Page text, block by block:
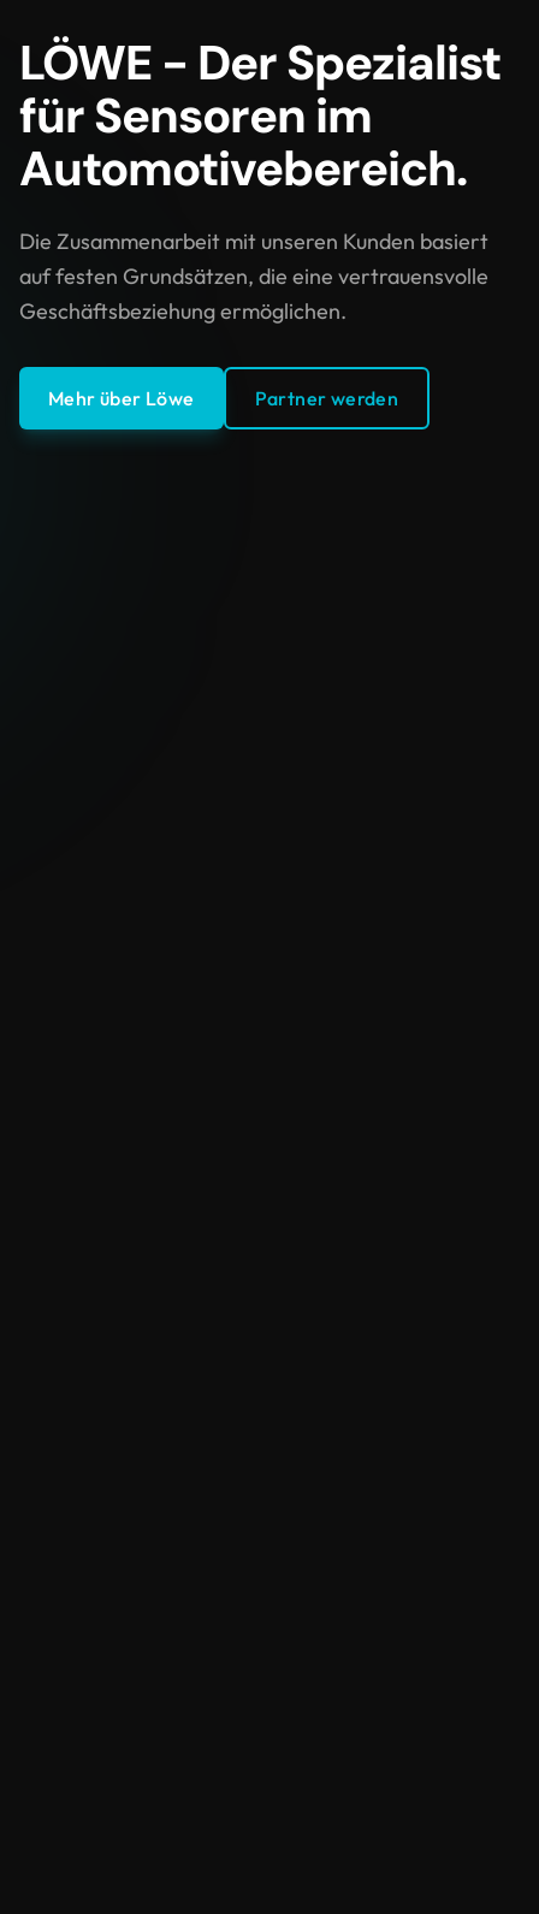
LÖWE - Der Spezialist
für Sensoren im
Automotivebereich.
Die Zusammenarbeit mit unseren Kunden basiert
auf festen Grundsätzen, die eine vertrauensvolle
Geschäftsbeziehung ermöglichen.
Mehr über Löwe Partner werden